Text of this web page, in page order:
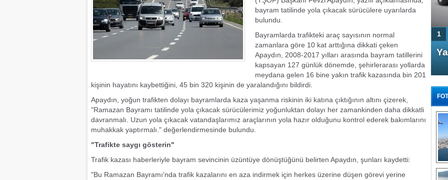
bayram tatilinde yola çıkacak sürücülere uyarılarda
bulundu.
Bayramlarda trafikteki araç sayısının normal
zamanlara göre 10 kat arttığına dikkati çeken
Apaydın, 2008-2017 yılları arasında bayram tatillerini
kapsayan 127 günlük dönemde, şehirlerarası yollarda
meydana gelen 16 bine yakın trafik kazasında bin 201
kişinin hayatını kaybettiğini, 45 bin 320 kişinin de yaralandığını bildirdi.
Apaydın, yoğun trafikten dolayı bayramlarda kaza yaşanma riskinin iki katına çıktığının altını çizerek,
"Ramazan Bayramı tatilinde yola çıkacak sürücülerimiz yoğunluktan dolayı her zamankinden daha dikkatli
davranmalı. Uzun yola çıkacak vatandaşlarımız araçlarının yola hazır olduğunu kontrol ederek bakımlarını
muhakkak yaptırmalı." değerlendirmesinde bulundu.
"Trafikte saygı gösterin"
Trafik kazası haberleriyle bayram sevincinin üzüntüye dönüştüğünü belirten Apaydın, şunları kaydetti:
"Bu Ramazan Bayramı'nda trafik kazalarını en aza indirmek için herkes üzerine düşen görevi yerine
4 Kapılı AMG GT Coupe
Türkiye'de satışa çıktı
1